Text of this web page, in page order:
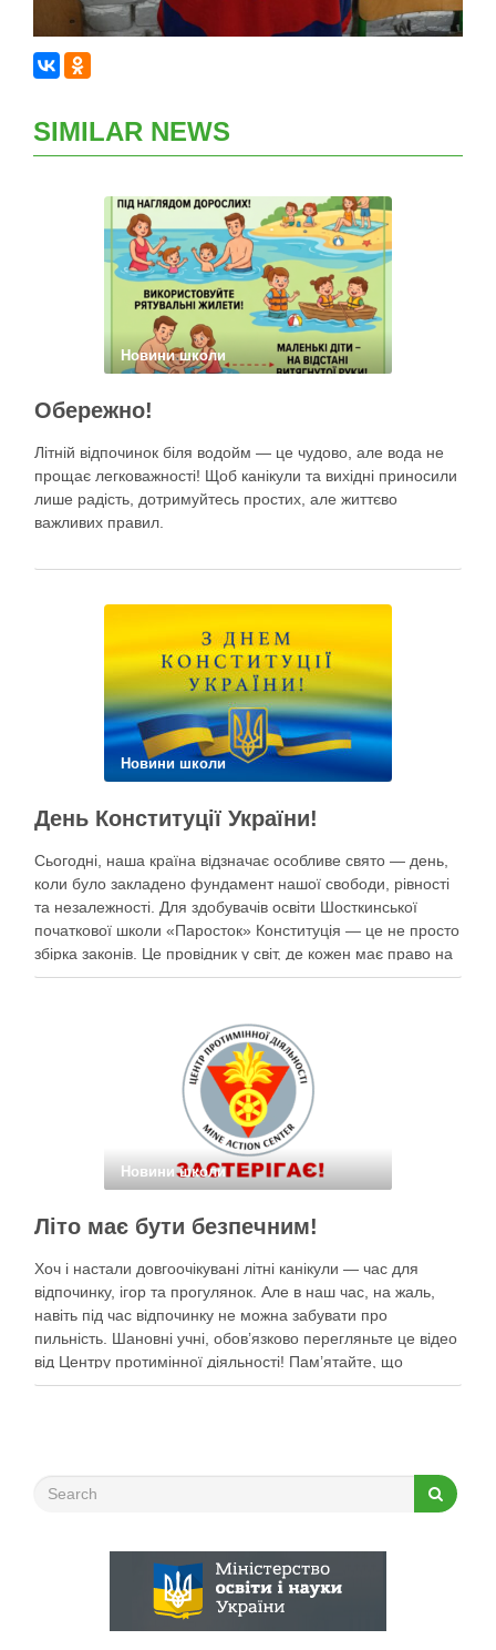
SIMILAR NEWS
Новини школи
Обережно!
Літній відпочинок біля водойм — це чудово, але вода не
прощає легковажності! Щоб канікули та вихідні приносили
лише радість, дотримуйтесь простих, але життєво
важливих правил.
Новини школи
День Конституції України!
Сьогодні, наша країна відзначає особливе свято — день,
коли було закладено фундамент нашої свободи, рівності
та незалежності. Для здобувачів освіти Шосткинської
початкової школи «Паросток» Конституція — це не просто
збірка законів. Це провідник у світ, де кожен має право на
щасливе дитинство, освіту, безпеку та мрії під мирним
Новини школи
Літо має бути безпечним!
Хоч і настали довгоочікувані літні канікули — час для
відпочинку, ігор та прогулянок. Але в наш час, на жаль,
навіть під час відпочинку не можна забувати про
пильність. Шановні учні, обов’язково перегляньте це відео
від Центру протимінної діяльності! Пам’ятайте, що
небезпека може ховатися будь-де, тому під час